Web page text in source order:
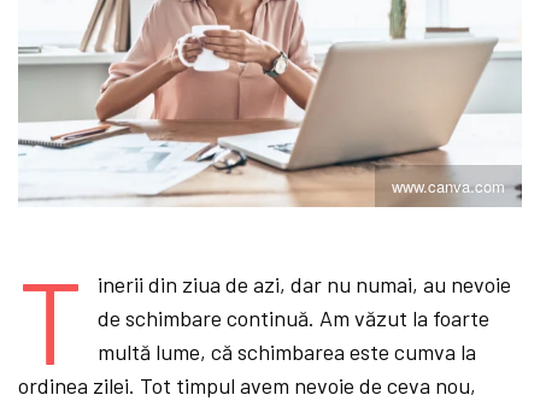
www.canva.com
T
inerii din ziua de azi, dar nu numai, au nevoie
de schimbare continuă. Am văzut la foarte
multă lume, că schimbarea este cumva la
ordinea zilei. Tot timpul avem nevoie de ceva nou,